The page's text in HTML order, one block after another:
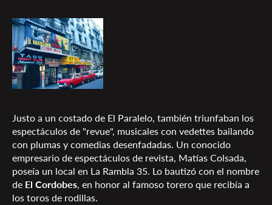
Justo a un costado de El Paralelo, también triunfaban los
espectáculos de "revue", musicales con vedettes bailando
con plumas y comedias desenfadadas. Un conocido
empresario de espectáculos de revista, Matías Colsada,
poseía un local en La Rambla 35. Lo bautizó con el nombre
de El Cordobes, en honor al famoso torero que recibía a
los toros de rodillas.